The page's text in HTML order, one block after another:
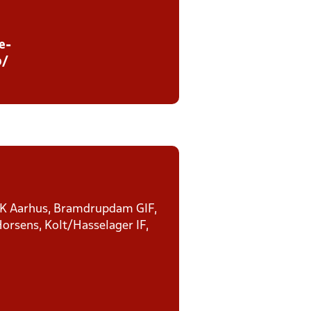
Aarhus, Bramdrupdam GIF,
Kolt/Hasselager IF,